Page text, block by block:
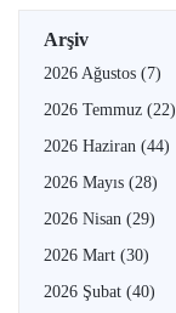
Arşiv
2026 Ağustos (7)
2026 Temmuz (22)
2026 Haziran (44)
2026 Mayıs (28)
2026 Nisan (29)
2026 Mart (30)
2026 Şubat (40)